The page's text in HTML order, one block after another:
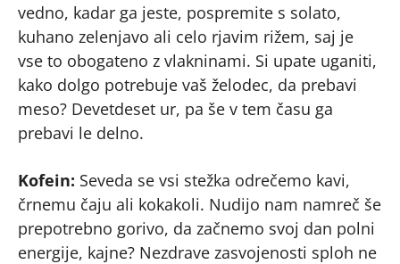
vedno, kadar ga jeste, pospremite s solato,
kuhano zelenjavo ali celo rjavim rižem, saj je
vse to obogateno z vlakninami. Si upate uganiti,
kako dolgo potrebuje vaš želodec, da prebavi
meso? Devetdeset ur, pa še v tem času ga
prebavi le delno.
Kofein: Seveda se vsi stežka odrečemo kavi,
črnemu čaju ali kokakoli. Nudijo nam namreč še
prepotrebno gorivo, da začnemo svoj dan polni
energije, kajne? Nezdrave zasvojenosti sploh ne